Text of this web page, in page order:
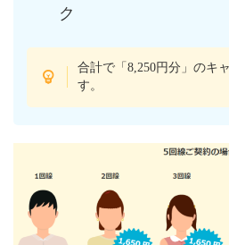
ク
合計で「8,250円分」のキ
す。